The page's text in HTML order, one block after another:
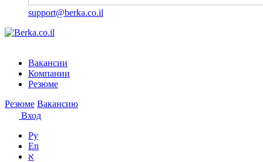
support@berka.co.il
Вакансии
Компании
Резюме
Резюме Вакансию
Вход
Ру
En
א